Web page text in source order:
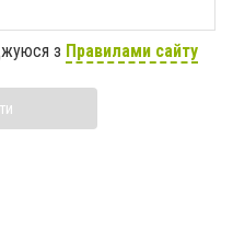
з Правилами сайту